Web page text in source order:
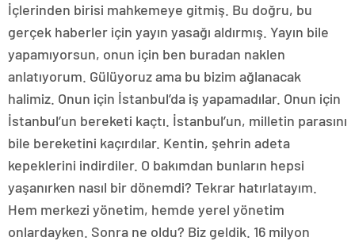
İçlerinden birisi mahkemeye gitmiş. Bu doğru, bu
gerçek haberler için yayın yasağı aldırmış. Yayın bile
yapamıyorsun, onun için ben buradan naklen
anlatıyorum. Gülüyoruz ama bu bizim ağlanacak
halimiz. Onun için İstanbul’da iş yapamadılar. Onun için
İstanbul’un bereketi kaçtı. İstanbul’un, milletin parasını
bile bereketini kaçırdılar. Kentin, şehrin adeta
kepeklerini indirdiler. O bakımdan bunların hepsi
yaşanırken nasıl bir dönemdi? Tekrar hatırlatayım.
Hem merkezi yönetim, hemde yerel yönetim
onlardayken. Sonra ne oldu? Biz geldik. 16 milyon